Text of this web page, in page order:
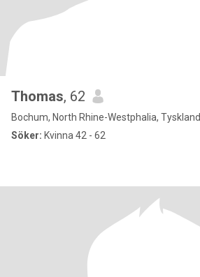
Thomas, 62
Bochum, North Rhine-Westphalia, Tyskland
Söker: Kvinna 42 - 62